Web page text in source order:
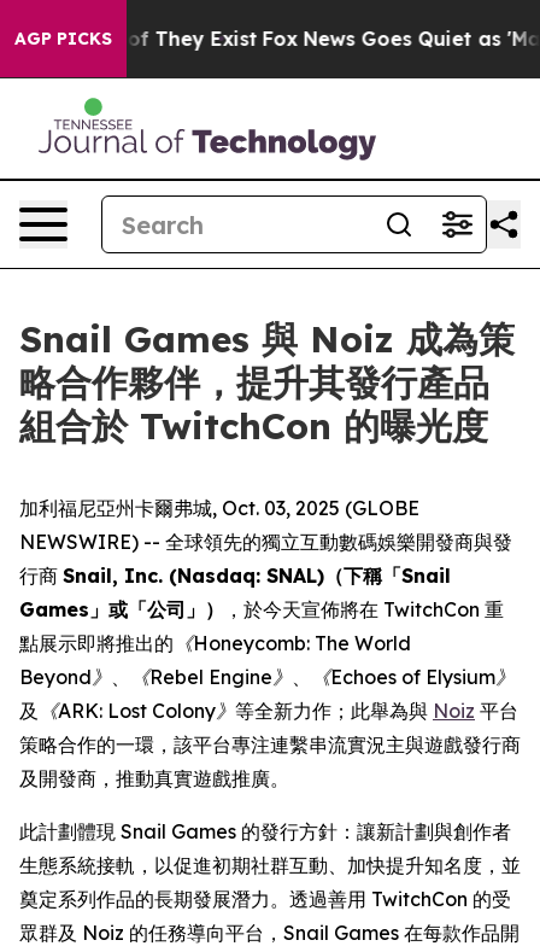
AGP PICKS
no Proof They Exist Fox News Goes Quiet as 'Maga
Snail Games 與 Noiz 成為策
略合作夥伴，提升其發行產品
組合於 TwitchCon 的曝光度
加利福尼亞州卡爾弗城, Oct. 03, 2025 (GLOBE
NEWSWIRE) -- 全球領先的獨立互動數碼娛樂開發商與發
行商 Snail, Inc. (Nasdaq: SNAL)（下稱「Snail
Games」或「公司」）
，於今天宣佈將在 TwitchCon 重
點展示即將推出的 《Honeycomb: The World
Beyond》 、 《Rebel Engine》 、
《Echoes of Elysium》
及
《ARK: Lost Colony》 等全新力作；此舉為與 Noiz 平台
策略合作的一環，該平台專注連繫串流實況主與遊戲發行商
及開發商，推動真實遊戲推廣。
此計劃體現 Snail Games 的發行方針：讓新計劃與創作者
生態系統接軌，以促進初期社群互動、加快提升知名度，並
奠定系列作品的長期發展潛力。透過善用 TwitchCon 的受
眾群及 Noiz 的任務導向平台，Snail Games 在每款作品開